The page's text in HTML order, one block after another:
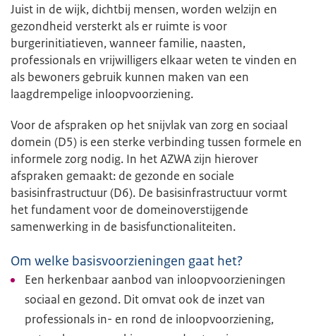
Juist in de wijk, dichtbij mensen, worden welzijn en
gezondheid versterkt als er ruimte is voor
burgerinitiatieven, wanneer familie, naasten,
professionals en vrijwilligers elkaar weten te vinden en
als bewoners gebruik kunnen maken van een
laagdrempelige inloopvoorziening.
Voor de afspraken op het snijvlak van zorg en sociaal
domein (D5) is een sterke verbinding tussen formele en
informele zorg nodig. In het AZWA zijn hierover
afspraken gemaakt: de gezonde en sociale
basisinfrastructuur (D6). De basisinfrastructuur vormt
het fundament voor de domeinoverstijgende
samenwerking in de basisfunctionaliteiten.
Om welke basisvoorzieningen gaat het?
Een herkenbaar aanbod van inloopvoorzieningen
sociaal en gezond. Dit omvat ook de inzet van
professionals in- en rond de inloopvoorziening,